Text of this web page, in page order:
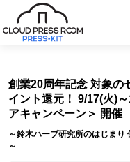
創業20周年記念 対象の
イント還元！ 9/17(火)
アキャンペーン＞ 開催
～鈴木ハーブ研究所のはじまり
～